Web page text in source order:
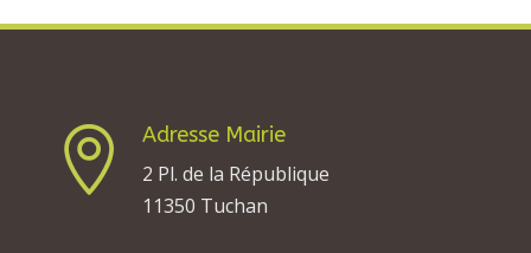

Adresse Mairie
2 Pl. de la République
11350 Tuchan